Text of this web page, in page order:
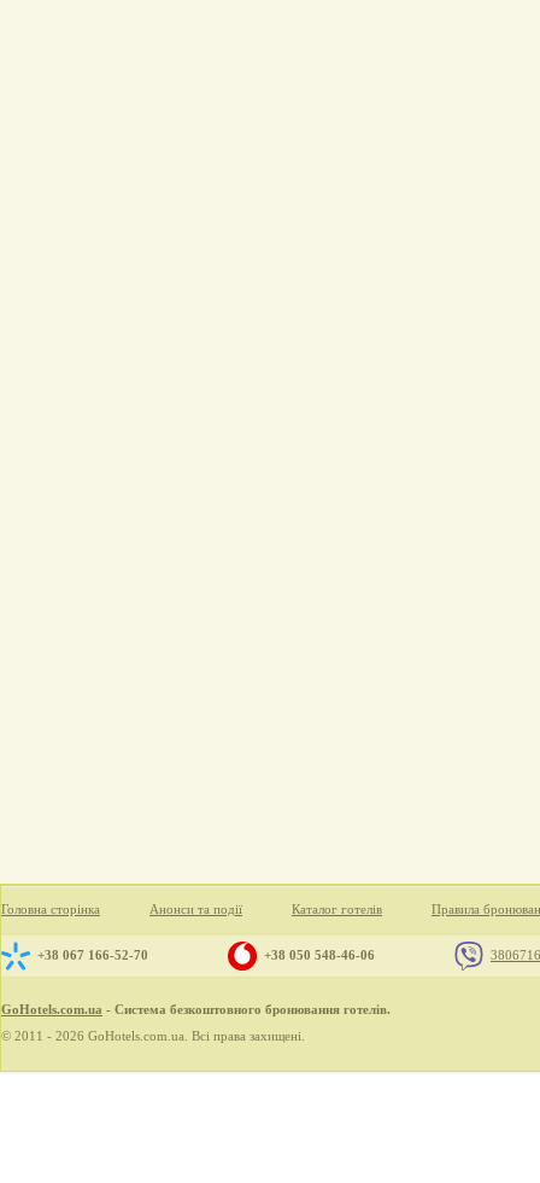
Головна сторінка Анонси та події Каталог готелів Правила
+38 067 166-52-70 +38 050 548-46-06
GoHotels.com.ua - Система безкоштовного бронювання готелів.
© 2011 - 2026 GoHotels.com.ua. Всі права захищені.